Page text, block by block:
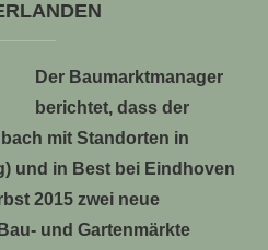
Der Baumarktmanager
berichtet, dass der
mit Standorten in
und in Best bei Eindhoven
2015 zwei neue
und Gartenmärkte